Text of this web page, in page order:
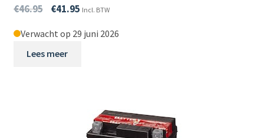
€46.95 €41.95 Incl. BTW
Verwacht op 29 juni 2026
Lees meer